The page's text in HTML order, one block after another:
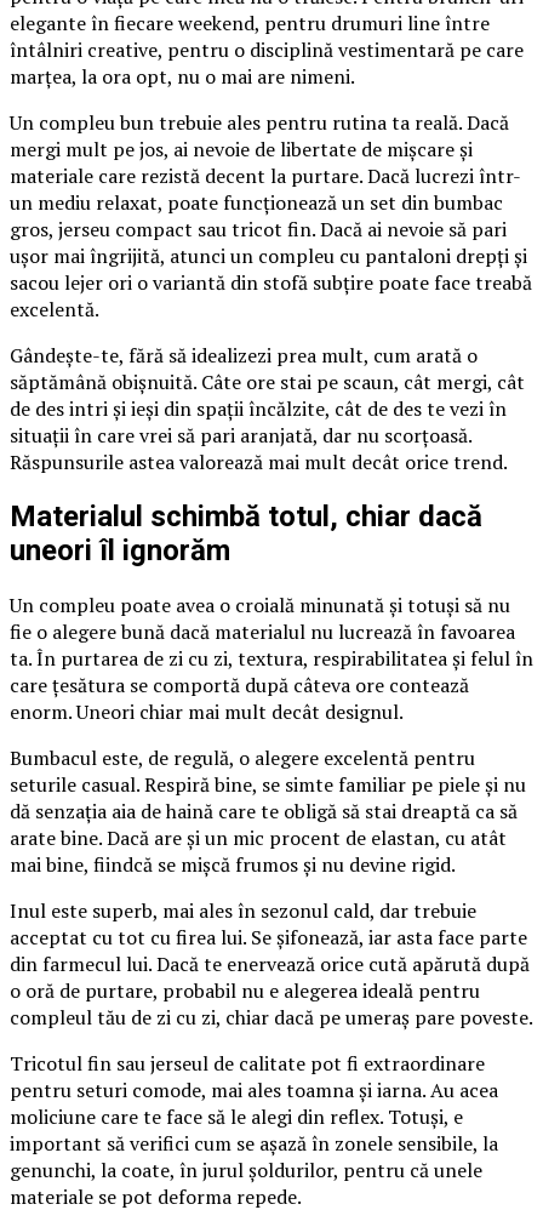
elegante în fiecare weekend, pentru drumuri line între
întâlniri creative, pentru o disciplină vestimentară pe care
marțea, la ora opt, nu o mai are nimeni.
Un compleu bun trebuie ales pentru rutina ta reală. Dacă
mergi mult pe jos, ai nevoie de libertate de mișcare și
materiale care rezistă decent la purtare. Dacă lucrezi într-
un mediu relaxat, poate funcționează un set din bumbac
gros, jerseu compact sau tricot fin. Dacă ai nevoie să pari
ușor mai îngrijită, atunci un compleu cu pantaloni drepți și
sacou lejer ori o variantă din stofă subțire poate face treabă
excelentă.
Gândește-te, fără să idealizezi prea mult, cum arată o
săptămână obișnuită. Câte ore stai pe scaun, cât mergi, cât
de des intri și ieși din spații încălzite, cât de des te vezi în
situații în care vrei să pari aranjată, dar nu scorțoasă.
Răspunsurile astea valorează mai mult decât orice trend.
Materialul schimbă totul, chiar dacă
uneori îl ignorăm
Un compleu poate avea o croială minunată și totuși să nu
fie o alegere bună dacă materialul nu lucrează în favoarea
ta. În purtarea de zi cu zi, textura, respirabilitatea și felul în
care țesătura se comportă după câteva ore contează
enorm. Uneori chiar mai mult decât designul.
Bumbacul este, de regulă, o alegere excelentă pentru
seturile casual. Respiră bine, se simte familiar pe piele și nu
dă senzația aia de haină care te obligă să stai dreaptă ca să
arate bine. Dacă are și un mic procent de elastan, cu atât
mai bine, fiindcă se mișcă frumos și nu devine rigid.
Inul este superb, mai ales în sezonul cald, dar trebuie
acceptat cu tot cu firea lui. Se șifonează, iar asta face parte
din farmecul lui. Dacă te enervează orice cută apărută după
o oră de purtare, probabil nu e alegerea ideală pentru
compleul tău de zi cu zi, chiar dacă pe umeraș pare poveste.
Tricotul fin sau jerseul de calitate pot fi extraordinare
pentru seturi comode, mai ales toamna și iarna. Au acea
moliciune care te face să le alegi din reflex. Totuși, e
important să verifici cum se așază în zonele sensibile, la
genunchi, la coate, în jurul șoldurilor, pentru că unele
materiale se pot deforma repede.